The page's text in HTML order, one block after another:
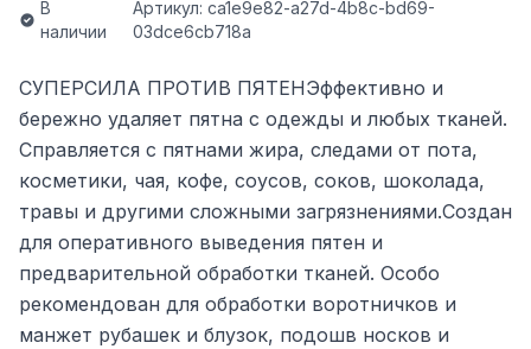
В
наличии
Артикул: ca1e9e82-a27d-4b8c-bd69-
03dce6cb718a
СУПЕРСИЛА ПРОТИВ ПЯТЕНЭффективно и
бережно удаляет пятна с одежды и любых тканей.
Справляется с пятнами жира, следами от пота,
косметики, чая, кофе, соусов, соков, шоколада,
травы и другими сложными загрязнениями.Создан
для оперативного выведения пятен и
предварительной обработки тканей. Особо
рекомендован для обработки воротничков и
манжет рубашек и блузок, подошв носков и